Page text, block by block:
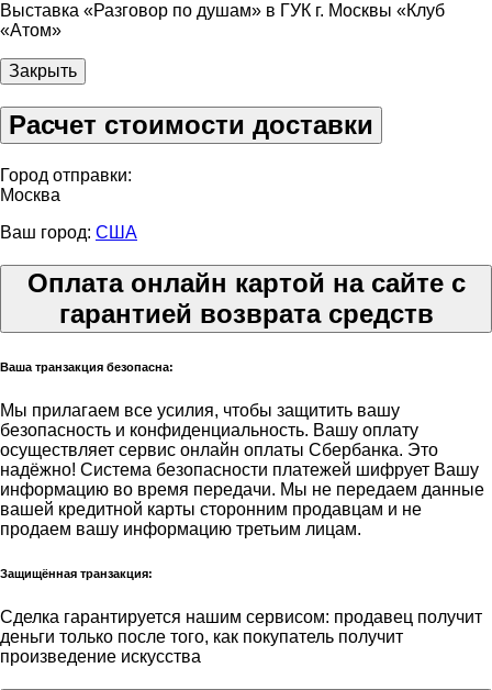
Выставка «Разговор по душам» в ГУК г. Москвы «Клуб
«Атом»
Закрыть
Расчет стоимости доставки
Город отправки:
Москва
Ваш город: США
Оплата онлайн картой на сайте с
гарантией возврата средств
Ваша транзакция безопасна:
Мы прилагаем все усилия, чтобы защитить вашу
безопасность и конфиденциальность. Вашу оплату
осуществляет сервис онлайн оплаты Сбербанка. Это
надёжно! Система безопасности платежей шифрует Вашу
информацию во время передачи. Мы не передаем данные
вашей кредитной карты сторонним продавцам и не
продаем вашу информацию третьим лицам.
Защищённая транзакция:
Сделка гарантируется нашим сервисом: продавец получит
деньги только после того, как покупатель получит
произведение искусства